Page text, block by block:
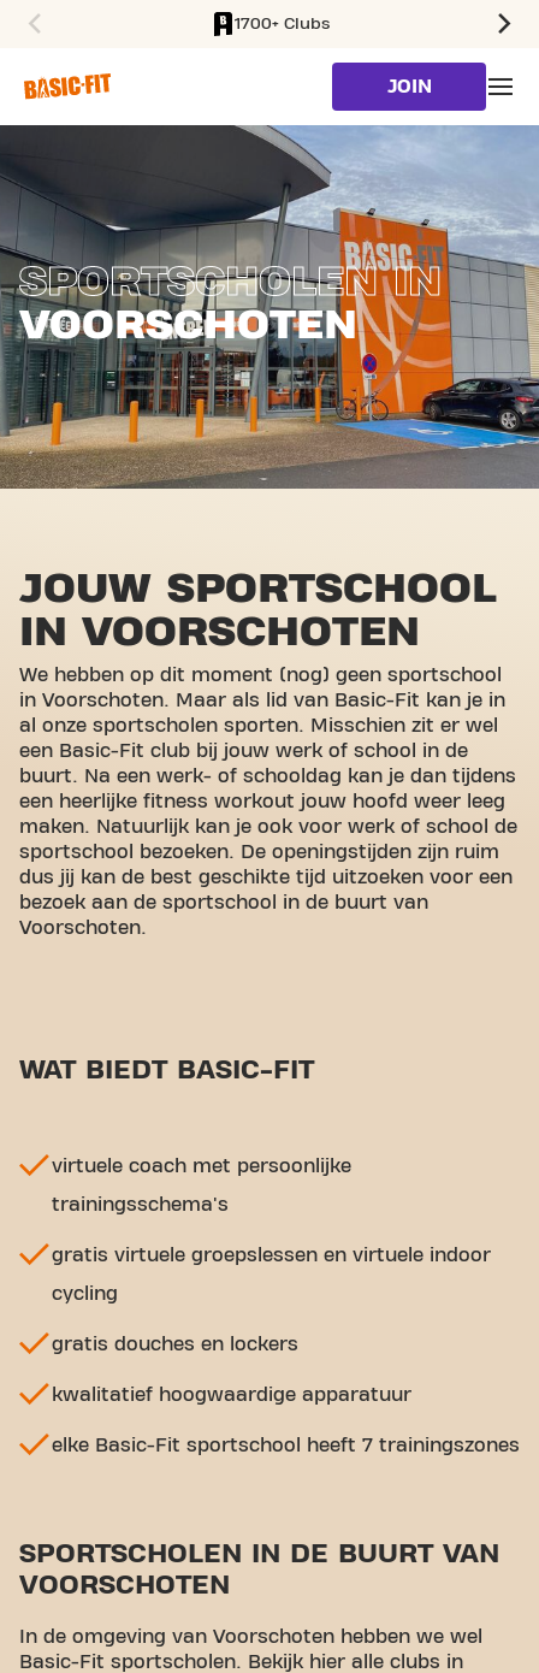
1700+ Clubs
JOIN
SPORTSCHOLEN IN
VOORSCHOTEN
JOUW SPORTSCHOOL
IN VOORSCHOTEN
We hebben op dit moment (nog) geen sportschool
in Voorschoten. Maar als lid van Basic-Fit kan je in
al onze sportscholen sporten. Misschien zit er wel
een Basic-Fit club bij jouw werk of school in de
buurt. Na een werk- of schooldag kan je dan tijdens
een heerlijke fitness workout jouw hoofd weer leeg
maken. Natuurlijk kan je ook voor werk of school de
sportschool bezoeken. De openingstijden zijn ruim
dus jij kan de best geschikte tijd uitzoeken voor een
bezoek aan de sportschool in de buurt van
Voorschoten.
WAT BIEDT BASIC-FIT
virtuele coach met persoonlijke
trainingsschema's
gratis virtuele groepslessen en virtuele indoor
cycling
gratis douches en lockers
kwalitatief hoogwaardige apparatuur
elke Basic-Fit sportschool heeft 7 trainingszones
SPORTSCHOLEN IN DE BUURT VAN
VOORSCHOTEN
In de omgeving van Voorschoten hebben we wel
Basic-Fit sportscholen. Bekijk hier alle clubs in